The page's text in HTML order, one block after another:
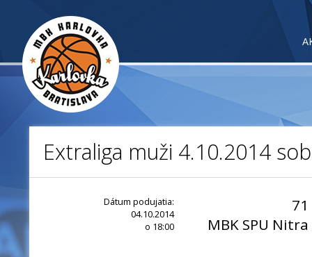
Extraliga muži 4.10.2014
Dátum podujatia:
04.10.2014
o 18:00
71
MBK SPU Nitra